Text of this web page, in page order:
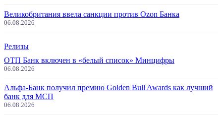
Великобритания ввела санкции против Ozon Банка
06.08.2026
Релизы
ОТП Банк включен в «белый список» Минцифры
06.08.2026
Альфа-Банк получил премию Golden Bull Awards как лучший
банк для МСП
06.08.2026